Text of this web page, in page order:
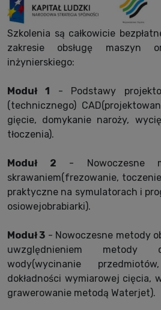
Szkolenia są całkowicie
zakresie obsługę maszyn
inżynierskiego:
Moduł 1
- Podstawy
(technicznego)
gięcie, domykanie naroży,
tłoczenia).
Moduł 2 - Nowoczesne
skrawaniem(frezowanie,
praktyczne na symulatorach i
osiowejobrabiarki).
Moduł 3 - Nowoczesne metody
uwzględnieniem metody
wody(wycinanie
dokładności wymiarowej cięcia,
grawerowanie metodą Waterjet).